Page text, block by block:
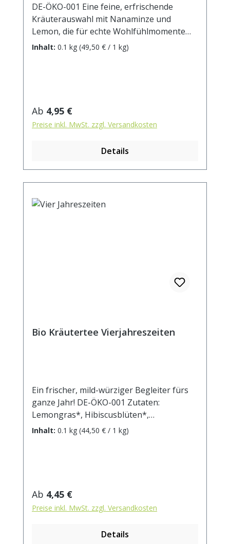
DE-ÖKO-001 Eine feine, erfrischende
Kräuterauswahl mit Nanaminze und
Lemon, die für echte Wohlfühlmomente
sorgt. Zutaten: Koriander*, Nanaminze*
Ingwerstücke*, natürliches
Passionsfrucht-Aroma, Nelken*,
Kardamom*, Zitrusöl* *aus kontrolliert
Tee mit 1 l. kochendem Wasser aufgiessen.
Ziehzeit: 5 min.
Inhalt: 0.1 kg (49,50 € / 1 kg)
Regulärer Preis:
Ab 4,95 €
Preise inkl. MwSt. zzgl. Versandkosten
Details
Bio Kräutertee Vierjahreszeiten
Ein frischer, mild-würziger Begleiter fürs
ganze Jahr! DE-ÖKO-001 Zutaten:
Lemongras*, Hibiscusblüten*,
Hagebuttenschalen*, Kamille*,
max.10 min.
Inhalt: 0.1 kg (44,50 € / 1 kg)
Regulärer Preis:
Ab 4,45 €
Preise inkl. MwSt. zzgl. Versandkosten
Details